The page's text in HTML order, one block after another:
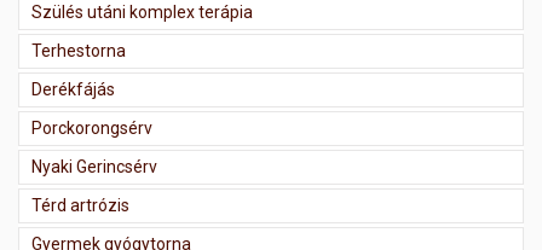
Szülés utáni komplex terápia
Terhestorna
Derékfájás
Porckorongsérv
Nyaki Gerincsérv
Térd artrózis
Gyermek gyógytorna